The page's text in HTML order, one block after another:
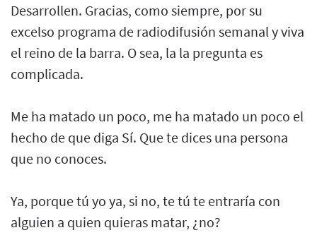
Desarrollen. Gracias, como siempre, por su
excelso programa de radiodifusión semanal y viva
el reino de la barra. O sea, la la pregunta es
complicada.
Me ha matado un poco, me ha matado un poco el
hecho de que diga Sí. Que te dices una persona
que no conoces.
Ya, porque tú yo ya, si no, te tú te entraría con
alguien a quien quieras matar, ¿no?